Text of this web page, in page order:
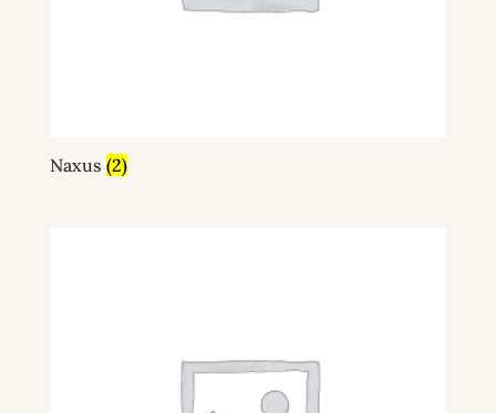
Naxus (2)